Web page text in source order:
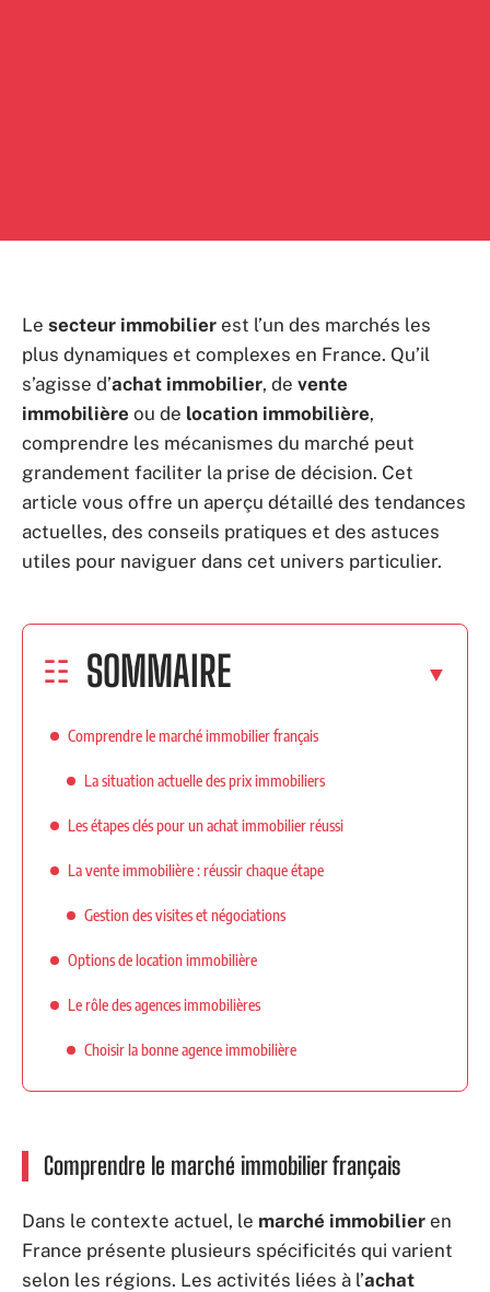
Le secteur immobilier est l’un des marchés les
plus dynamiques et complexes en France. Qu’il
s’agisse d’achat immobilier, de vente
immobilière ou de location immobilière,
comprendre les mécanismes du marché peut
grandement faciliter la prise de décision. Cet
article vous offre un aperçu détaillé des tendances
actuelles, des conseils pratiques et des astuces
utiles pour naviguer dans cet univers particulier.
SOMMAIRE
Comprendre le marché immobilier français
La situation actuelle des prix immobiliers
Les étapes clés pour un achat immobilier réussi
La vente immobilière : réussir chaque étape
Gestion des visites et négociations
Options de location immobilière
Le rôle des agences immobilières
Choisir la bonne agence immobilière
Comprendre le marché immobilier français
Dans le contexte actuel, le marché immobilier en
France présente plusieurs spécificités qui varient
selon les régions. Les activités liées à l’achat